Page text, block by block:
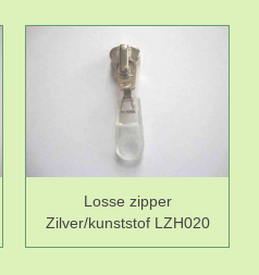
Losse zipper
Zilver/kunststof LZH020